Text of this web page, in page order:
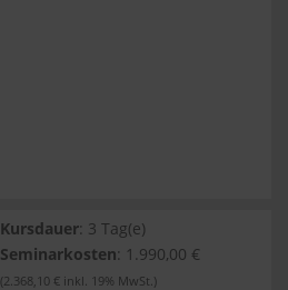
Kursdauer: 3 Tag(e)
Seminarkosten: 1.990,00 €
(2.368,10 € inkl. 19% MwSt.)